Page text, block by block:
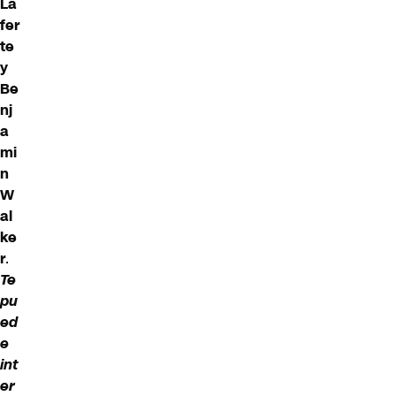
fer
te
y
Be
nj
a
mi
n
W
al
ke
r.
Te
pu
ed
e
int
er